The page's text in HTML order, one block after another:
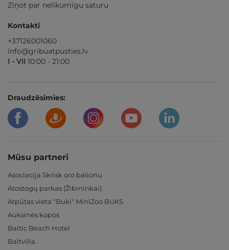
Ziņot par nelikumīgu saturu
Kontakti
+37126001060
info@gribuatpusties.lv
I - VII 10:00 - 21:00
Draudzēsimies:
Mūsu partneri
Asociacija Skrisk oro balionu
Atostogų parkas (Žibininkai)
Atpūtas vieta "Buki" MiniZoo BUKS
Auksinės kopos
Baltic Beach Hotel
Baltvilla